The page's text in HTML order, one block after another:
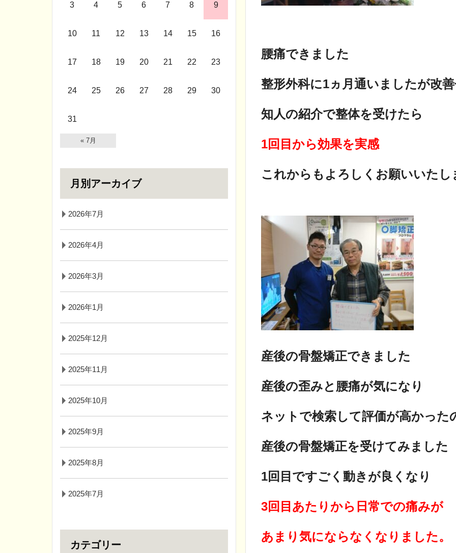
腰痛できました
整形外科に1ヵ月通いましたが改
知人の紹介で整体を受けたら
1回目から効果を実感
これからもよろしくお願いいたし
産後の骨盤矯正できました
産後の歪みと腰痛が気になり
ネットで検索して評価が高かった
産後の骨盤矯正を受けてみました
1回目ですごく動きが良くなり
3回目あたりから日常での痛みが
あまり気にならなくなりました。
3 4 5 6 7 8 9
10 11 12 13 14 15 16
17 18 19 20 21 22 23
24 25 26 27 28 29 30
31
« 7月
月別アーカイブ
2026年7月
2026年4月
2026年3月
2026年1月
2025年12月
2025年11月
2025年10月
2025年9月
2025年8月
2025年7月
カテゴリー